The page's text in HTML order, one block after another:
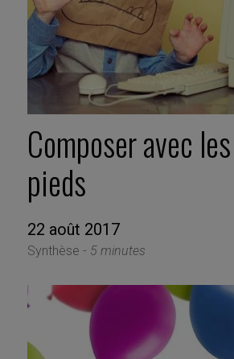
Composer avec
pieds
22 août 2017
Synthèse - 5 minutes